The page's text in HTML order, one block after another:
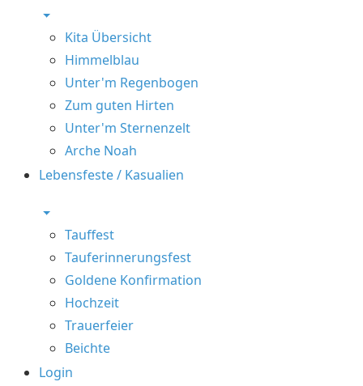
Kita Übersicht
Himmelblau
Unter'm Regenbogen
Zum guten Hirten
Unter'm Sternenzelt
Arche Noah
Lebensfeste / Kasualien
Tauffest
Tauferinnerungsfest
Goldene Konfirmation
Hochzeit
Trauerfeier
Beichte
Login